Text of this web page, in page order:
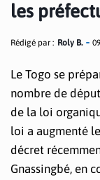
les
Rédigé par : Roly B.
Le Togo se
nombre de
de la loi
loi a augmenté
décret
Gnassingbé, en